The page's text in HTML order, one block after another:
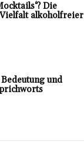
Die
alkoholfreier
und